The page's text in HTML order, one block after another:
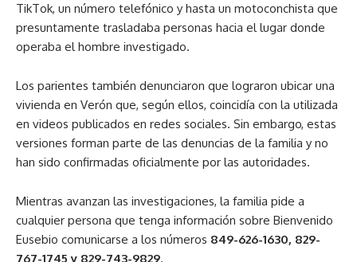
TikTok, un número telefónico y hasta un motoconchista que
presuntamente trasladaba personas hacia el lugar donde
operaba el hombre investigado.
Los parientes también denunciaron que lograron ubicar una
vivienda en Verón que, según ellos, coincidía con la utilizada
en videos publicados en redes sociales. Sin embargo, estas
versiones forman parte de las denuncias de la familia y no
han sido confirmadas oficialmente por las autoridades.
Mientras avanzan las investigaciones, la familia pide a
cualquier persona que tenga información sobre Bienvenido
Eusebio comunicarse a los números 849-626-1630, 829-
767-1745 y 829-743-9829.